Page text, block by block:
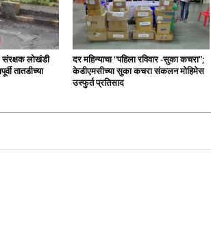
संरक्षक लोखंडी
तातडीच्या
दर महिन्याचा “पहिला रविवार -सुका कचरा”;
केडीएमसीच्या सुका कचरा संकलन मोहिमेस
उस्फुर्त प्रतिसाद